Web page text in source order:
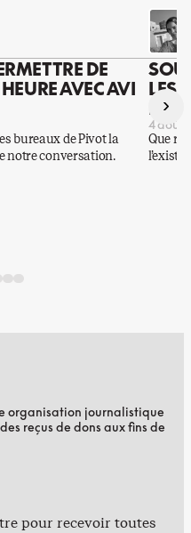
DE
AVEC AVI
bureaux de Pivot la
notre conversation.
LES
DES
4 août
Que
›
organisation journalistique
reçus de dons aux fins de
pour recevoir toutes